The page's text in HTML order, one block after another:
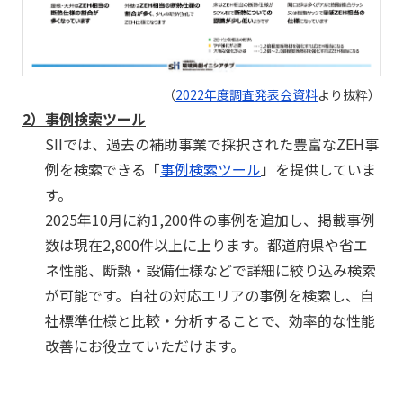
（2022年度調査発表会資料より抜粋）
2） 事例検索ツール
SIIでは、過去の補助事業で採択された豊富なZEH事
例を検索できる「事例検索ツール 」を提供していま
す。
2025年10月に約1,200件の事例を追加し、掲載事例
数は現在2,800件以上に上ります。都道府県や省エ
ネ性能、断熱・設備仕様などで詳細に絞り込み検索
が可能です。自社の対応エリアの事例を検索し、自
社標準仕様と比較・分析することで、効率的な性能
改善にお役立ていただけます。